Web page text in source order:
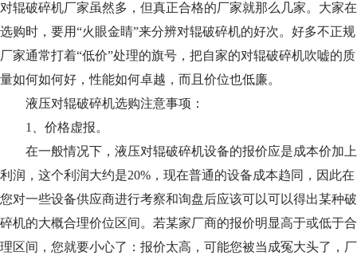
对辊破碎机厂家虽然多，但真正合格的厂家就那么几家。大家在
选购时，要用“火眼金睛”来分辨对辊破碎机的好次。好多不正规
厂家通常打着“低价”处理的旗号，把自家的对辊破碎机吹嘘的质
量如何如何好，性能如何卓越，而且价位也低廉。
液压对辊破碎机选购注意事项：
1、价格虚报。
在一般情况下，液压对辊破碎机设备的报价应是成本价加上
利润，这个利润大约是20%，现在普通的设备成本趋同，因此在
您对一些设备供应商进行考察和询盘后应该可以可以得出某种破
碎机的大概合理价位区间。若某家厂商的报价明显高于或低于合
理区间，您就要小心了：报价太高，可能您被当成冤大头了，厂